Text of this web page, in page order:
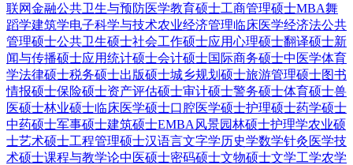
联网金融公共卫生与预防医学教育硕士工商管理硕士MBA舞
蹈学建筑学电子科学与技术农业经济管理临床医学经济法公共
管理硕士公共卫生硕士社会工作硕士应用心理硕士翻译硕士新
闻与传播硕士应用统计硕士会计硕士国际商务硕士中医学体育
学法律硕士税务硕士出版硕士城乡规划硕士旅游管理硕士图书
情报硕士保险硕士资产评估硕士审计硕士警务硕士体育硕士兽
医硕士林业硕士临床医学硕士口腔医学硕士护理硕士药学硕士
中药硕士军事硕士建筑硕士EMBA 风景园林硕士护理学农业硕
士艺术硕士工程管理硕士汉语言文字学历史学数学针灸 医学技
术硕士课程与教学论中医硕士密码硕士文物硕士文学工学农学